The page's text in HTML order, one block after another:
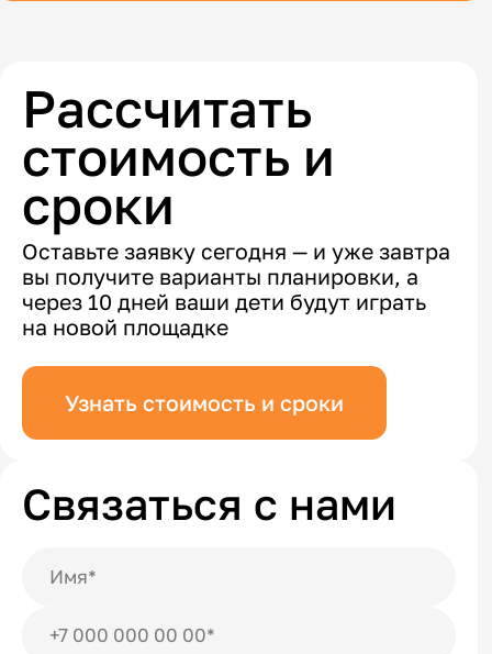
Рассчитать
стоимость и
сроки
Оставьте заявку сегодня — и уже завтра
вы получите варианты планировки, а
через 10 дней ваши дети будут играть
на новой площадке
Узнать стоимость и сроки
Связаться с нами